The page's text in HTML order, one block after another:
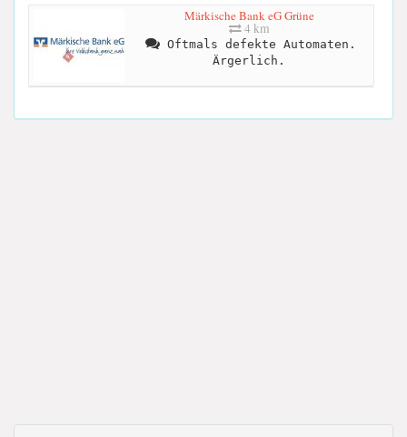
Märkische Bank eG Grüne
4 km
Oftmals defekte Automaten.
Ärgerlich.